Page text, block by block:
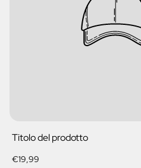
Titolo del prodotto
Prezzo
€19,99